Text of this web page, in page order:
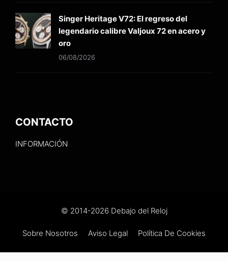
Singer Heritage V72: El regreso del
legendario calibre Valjoux 72 en acero y
oro
06/08/2026
CONTACTO
INFORMACIÓN
© 2014-2026 Debajo del Reloj
Sobre Nosotros Aviso Legal Política De Cookies